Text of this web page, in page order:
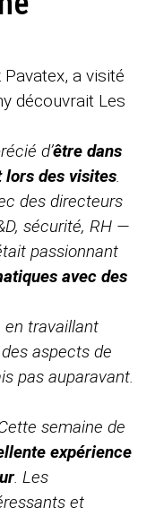
a visité
découvrait Les
d’être dans
des visites.
des directeurs
sécurité, RH —
passionnant
avec des
en travaillant
aspects de
pas auparavant.
semaine de
expérience
. Les
et